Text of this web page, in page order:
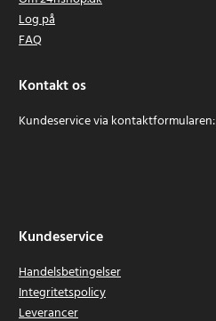
Log på
FAQ
Kontakt os
Kundeservice via kontaktformularen:
Kundeservice
Handelsbetingelser
Integritetspolicy
Leverancer